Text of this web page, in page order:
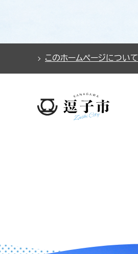
このホームページについて